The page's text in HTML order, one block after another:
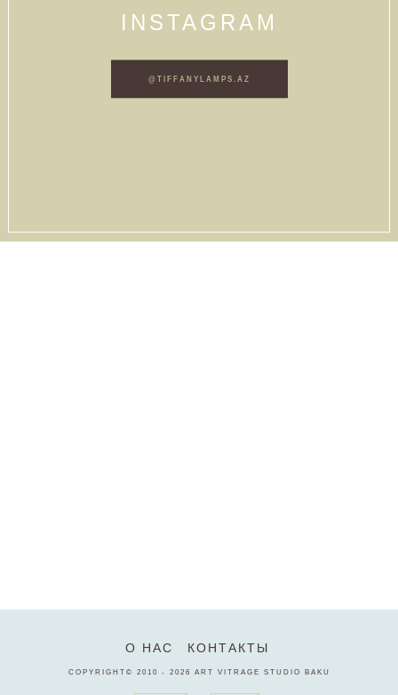
INSTAGRAM
@TIFFANYLAMPS.AZ
О НАС КОНТАКТЫ
COPYRIGHT© 2010 - 2026 ART VITRAGE STUDIO BAKU